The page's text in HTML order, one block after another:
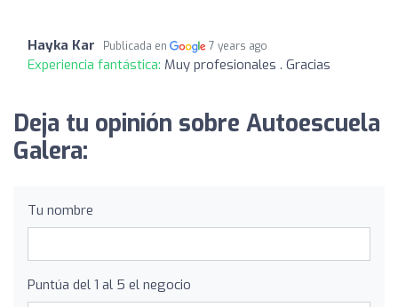
Hayka Kar Publicada en 7 years ago
Experiencia fantástica: Muy profesionales . Gracias
Deja tu opinión sobre Autoescuela
Galera:
Tu nombre
Puntúa del 1 al 5 el negocio